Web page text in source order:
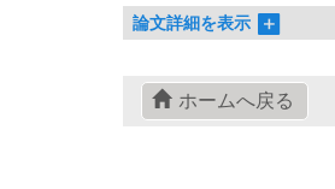
論文詳細を表示
ホームへ戻る